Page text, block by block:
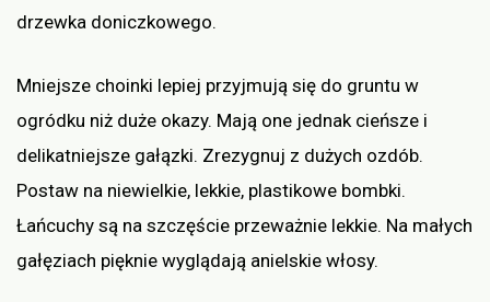
drzewka doniczkowego.
Mniejsze choinki lepiej przyjmują się do gruntu w
ogródku niż duże okazy. Mają one jednak cieńsze i
delikatniejsze gałązki. Zrezygnuj z dużych ozdób.
Postaw na niewielkie, lekkie, plastikowe bombki.
Łańcuchy są na szczęście przeważnie lekkie. Na małych
gałęziach pięknie wyglądają anielskie włosy.